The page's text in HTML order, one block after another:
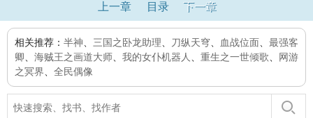
上一章 目录 下一章
相关推荐： 半神 三国之卧龙助理 刀纵天穹 血战位面
最强客
卿
海贼王之画道大师 我的女仆机器人 重生之一世倾歌
网游
之冥界
全民偶像